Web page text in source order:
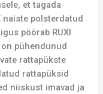
et tagada
naiste polsterdatud
pöörab RUXI
pühendunud
rattapükste
rattapüksid
niiskust imavad ja